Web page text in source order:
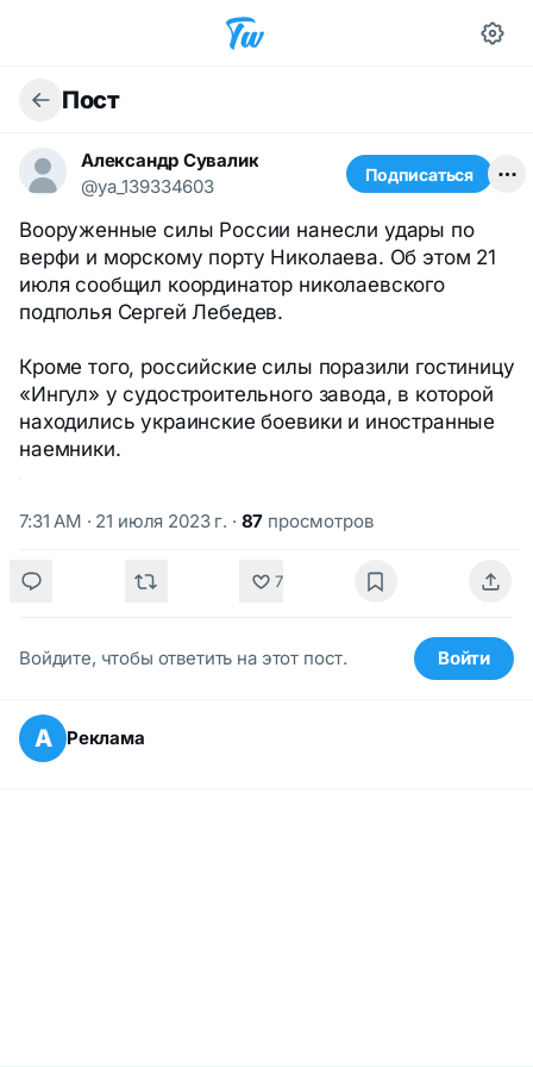
Пост
Александр Сувалик
@ya_139334603
Подписаться
Вооруженные силы России нанесли удары по
верфи и морскому порту Николаева. Об этом 21
июля сообщил координатор николаевского
подполья Сергей Лебедев.
Кроме того, российские силы поразили гостиницу
«Ингул» у судостроительного завода, в которой
находились украинские боевики и иностранные
наемники.
7:31 AM · 21 июля 2023 г. · 87 просмотров
7
Войдите, чтобы ответить на этот пост. Войти
А Реклама